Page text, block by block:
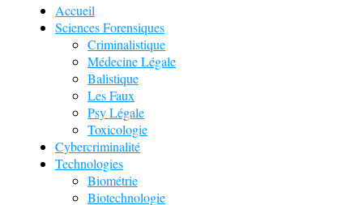
Accueil
Sciences Forensiques
Criminalistique
Médecine Légale
Balistique
Les Faux
Psy Légale
Toxicologie
Cybercriminalité
Technologies
Biométrie
Biotechnologie